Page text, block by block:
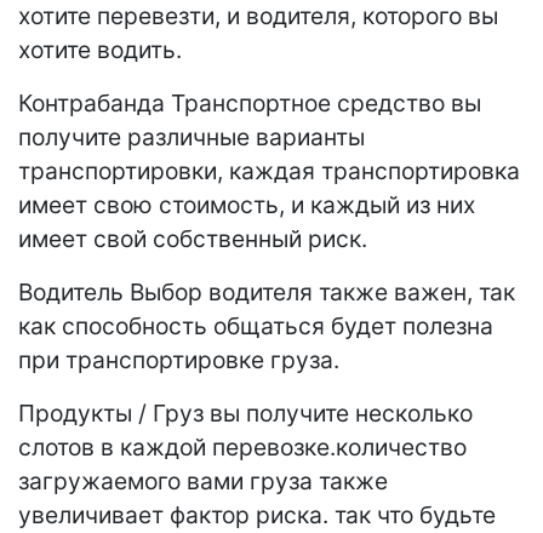
хотите перевезти, и водителя, которого вы
хотите водить.
Контрабанда Транспортное средство вы
получите различные варианты
транспортировки, каждая транспортировка
имеет свою стоимость, и каждый из них
имеет свой собственный риск.
Водитель Выбор водителя также важен, так
как способность общаться будет полезна
при транспортировке груза.
Продукты / Груз вы получите несколько
слотов в каждой перевозке.количество
загружаемого вами груза также
увеличивает фактор риска. так что будьте